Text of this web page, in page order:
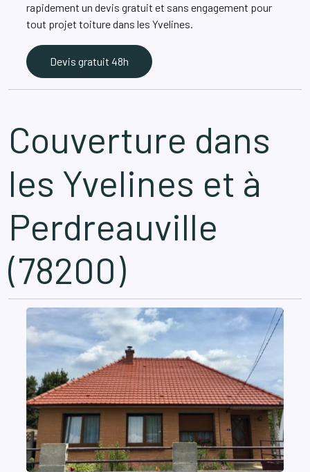
rapidement un devis gratuit et sans engagement pour
tout projet toiture dans les Yvelines.
Devis gratuit 48h
Couverture dans
les Yvelines et à
Perdreauville
(78200)